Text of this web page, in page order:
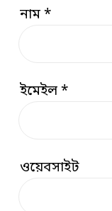
নাম*
ইমেইল*
ওয়েবসাইট